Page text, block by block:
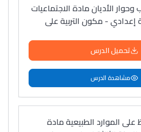
الأديان مادة الاجتماعيات
إعدادي - مكون التربية على
تحميل الدرس
مشاهدة الدرس
الموارد الطبيعية مادة